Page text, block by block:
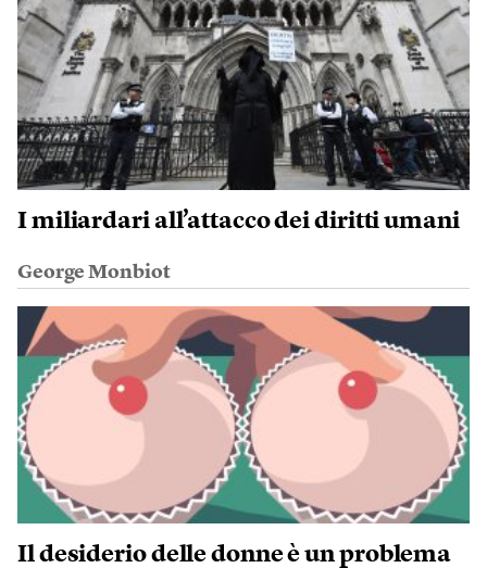
I miliardari all’attacco dei diritti umani
George Monbiot
Il desiderio delle donne è un problema